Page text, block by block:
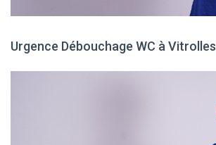
Urgence Débouchage WC à Vitrolles